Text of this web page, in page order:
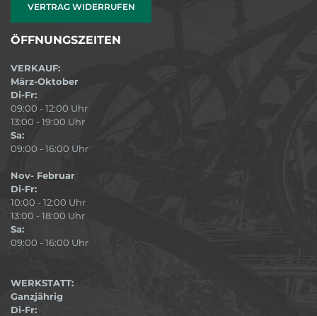
VERTRAG WIDERRUFEN
ÖFFNUNGSZEITEN
VERKAUF:
März-Oktober
Di-Fr:
09:00 - 12:00 Uhr
13:00 - 19:00 Uhr
Sa:
09:00 - 16:00 Uhr
Nov- Februar
Di-Fr:
10:00 - 12:00 Uhr
13:00 - 18:00 Uhr
Sa:
09:00 - 16:00 Uhr
WERKSTATT:
Ganzjährig
Di-Fr: